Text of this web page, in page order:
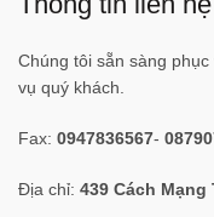
Chúng tôi sẵn sàng
vụ quý khách.
Fax: 0947836567-
Địa chỉ: 439 Cách Mạng